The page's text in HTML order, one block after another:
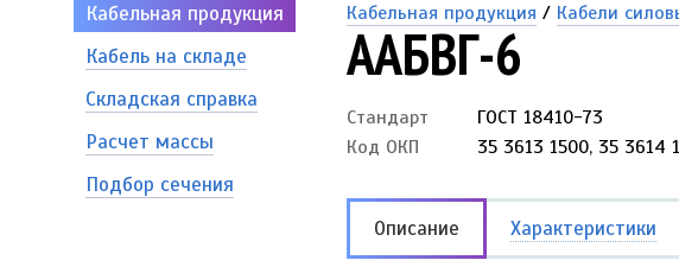
Кабельная продукция
Кабель на складе
Складская справка
Расчет массы
Подбор сечения
Кабельная продукция / Кабели
ААБВГ-6
Стандарт
ГОСТ 18410-73
Код ОКП
35 3613 1500, 35 3614
Описание Характеристики